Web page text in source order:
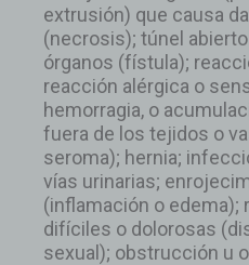
extrusión) que causa
(necrosis); túnel
órganos (fístula);
reacción alérgica o
hemorragia, o
fuera de los tejidos o
seroma); hernia;
vías urinarias;
(inflamación o edema);
difíciles o dolorosas
sexual); obstrucción u